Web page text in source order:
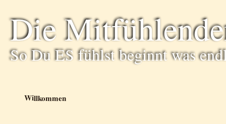
Die
So Du ES fühlst beginnt was
Willkommen